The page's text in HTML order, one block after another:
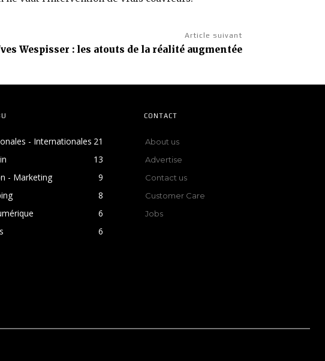
Article suivant
Wespisser : les atouts de la réalité augmentée
- Internationales 21
13
- Marketing
9
8
6
6
CONTACT
About us
Advertise
Contact us
Customer Care
Jobs